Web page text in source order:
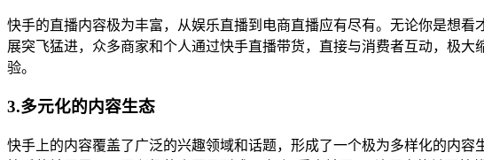
快手的直播内容极为丰富，从娱乐直播到电商直播应有尽有。无论你是想
展突飞猛进，众多商家和个人通过快手直播带货，直接与消费者互动，极
验。
3.多元化的内容生态
快手上的内容覆盖了广泛的兴趣领域和话题，形成了一个极为多样化的内